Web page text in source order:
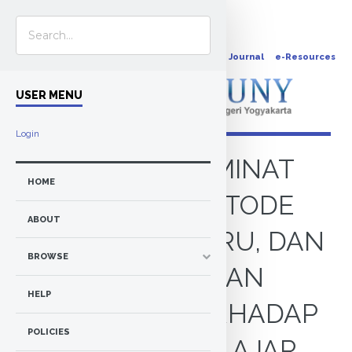
OPAC Journal e-Resources
PENGARUH MINAT
BELAJAR, METODE
MENGAJAR GURU, DAN
LINGKUNGAN
KELUARGA TERHADAP
USER MENU
Login
HOME
ABOUT
BROWSE
HELP
POLICIES